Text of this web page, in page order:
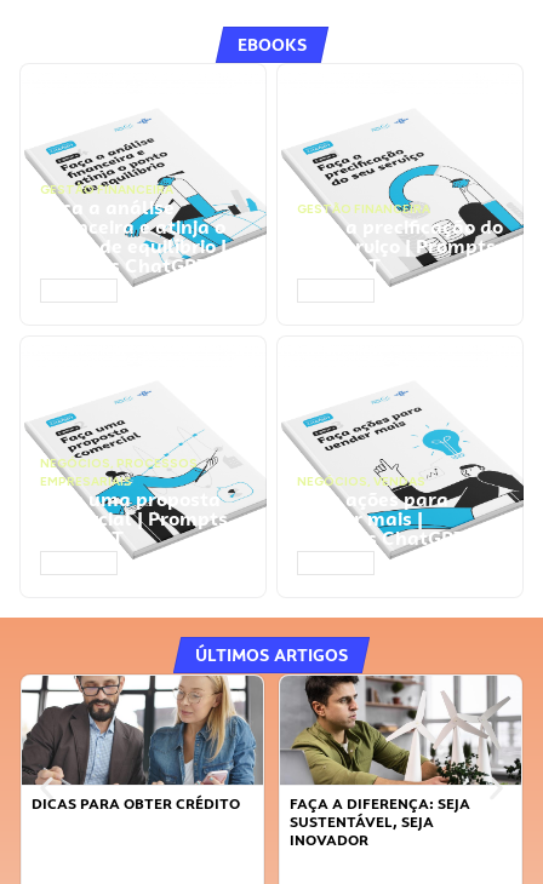
EBOOKS
GESTÃO FINANCEIRA
Faça a análise
financeira e atinja o
ponto de equilíbrio |
Prompts ChatGPT
GESTÃO FINANCEIRA
Faça a precificação do
seu serviço | Prompts
ChatGPT
NEGÓCIOS, PROCESSOS
EMPRESARIAIS
Faça uma proposta
comercial | Prompts
ChatGPT
NEGÓCIOS, VENDAS
Faça ações para
vender mais |
Prompts ChatGPT
ÚLTIMOS ARTIGOS
DICAS PARA OBTER CRÉDITO
FAÇA A DIFERENÇA: SEJA
SUSTENTÁVEL, SEJA
INOVADOR